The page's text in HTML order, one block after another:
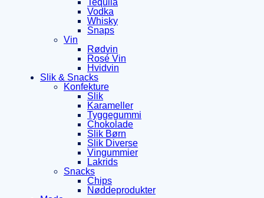
Tequila
Vodka
Whisky
Snaps
Vin
Rødvin
Rosé Vin
Hvidvin
Slik & Snacks
Konfekture
Slik
Karameller
Tyggegummi
Chokolade
Slik Børn
Slik Diverse
Vingummier
Lakrids
Snacks
Chips
Nøddeprodukter